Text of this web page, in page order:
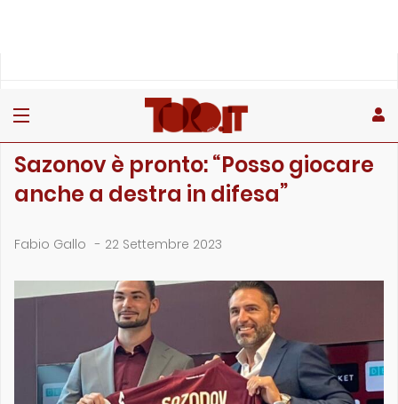
Sazonov è pronto: “Posso giocare
anche a destra in difesa”
Fabio Gallo - 22 Settembre 2023